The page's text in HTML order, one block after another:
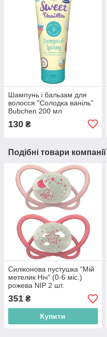
Шампунь і бальзам для
волосся "Солодка ваніль"
Bubchen 200 мл
130 ₴
Подібні товари компанії
Силіконова пустушка "Мій
метелик Ніч" (0-6 міс.)
рожева NIP 2 шт.
(4000821316249)
351 ₴
Купити